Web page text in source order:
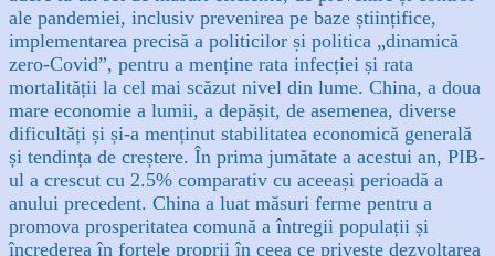
ale pandemiei, inclusiv prevenirea pe baze științifice,
implementarea precisă a politicilor și politica „dinamică
zero-Covid”, pentru a menține rata infecției și rata
mortalității la cel mai scăzut nivel din lume. China, a doua
mare economie a lumii, a depășit, de asemenea, diverse
dificultăți și și-a menținut stabilitatea economică generală
și tendința de creștere. În prima jumătate a acestui an, PIB-
ul a crescut cu 2.5% comparativ cu aceeași perioadă a
anului precedent. China a luat măsuri ferme pentru a
promova prosperitatea comună a întregii populații și
încrederea în forțele proprii în ceea ce privește dezvoltarea